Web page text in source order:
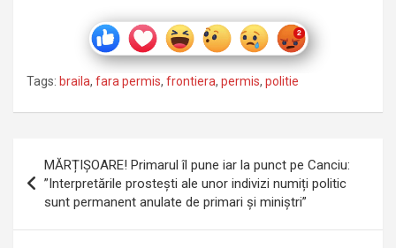
Tags: braila, fara permis, frontiera, permis, politie
Navigare
în
articole
MĂRȚIȘOARE! Primarul îl pune iar la punct pe Canciu:
”Interpretările prostești ale unor indivizi numiți politic
sunt permanent anulate de primari și miniștri”